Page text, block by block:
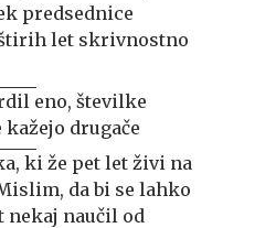
predsednice
let skrivnostno
eno, številke
drugače
ki že pet let živi na
da bi se lahko
nekaj naučil od